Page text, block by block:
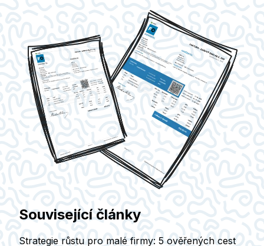
Související články
Strategie růstu pro malé firmy: 5 ověřených cest